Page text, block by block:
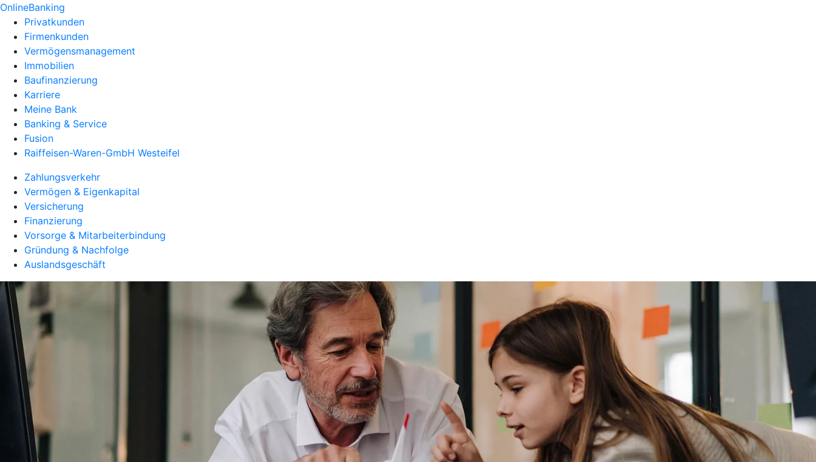
OnlineBanking
Privatkunden
Firmenkunden
Vermögensmanagement
Immobilien
Baufinanzierung
Karriere
Meine Bank
Banking & Service
Fusion
Raiffeisen-Waren-GmbH Westeifel
Zahlungsverkehr
Vermögen & Eigenkapital
Versicherung
Finanzierung
Vorsorge & Mitarbeiterbindung
Gründung & Nachfolge
Auslandsgeschäft